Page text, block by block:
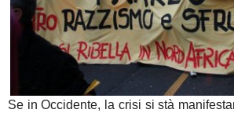
Se in Occidente, la crisi si stà